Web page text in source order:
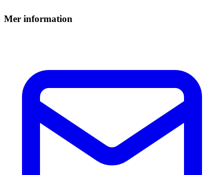
Mer information